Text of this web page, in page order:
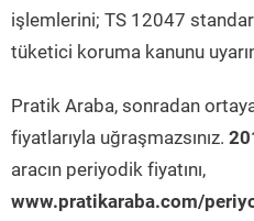
işlemlerini; TS 12047
tüketici koruma kanunu
Pratik Araba, sonradan
fiyatlarıyla uğraşmazsınız.
aracın periyodik fiyatını,
www.pratikaraba.com/